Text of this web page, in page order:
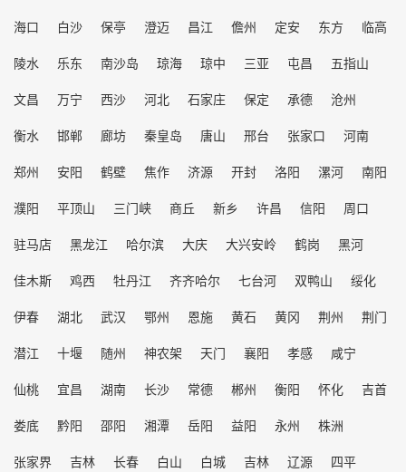
海口
白沙 保亭 澄迈 昌江 儋州 定安 东方
临高
陵水
乐东 南沙岛 琼海 琼中 三亚 屯昌
五指山
文昌
万宁 西沙 河北 石家庄 保定 承德
沧州
衡水
邯郸 廊坊 秦皇岛 唐山 邢台 张家口
河南
郑州
安阳 鹤壁 焦作 济源 开封 洛阳 漯河
南阳
濮阳
平顶山 三门峡 商丘 新乡 许昌 信阳
周口
驻马店
黑龙江 哈尔滨 大庆 大兴安岭 鹤岗
黑河
佳木斯
鸡西 牡丹江 齐齐哈尔 七台河 双鸭山
绥化
伊春
湖北 武汉 鄂州 恩施 黄石 黄冈 荆州
荆门
潜江
十堰 随州 神农架 天门 襄阳 孝感
咸宁
仙桃
宜昌 湖南 长沙 常德 郴州 衡阳 怀化
吉首
娄底
黔阳 邵阳 湘潭 岳阳 益阳 永州
株洲
张家界
吉林 长春 白山 白城 吉林 辽源
四平